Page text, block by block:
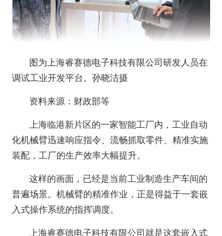
图为上海睿赛德电子科技有限公司研发人员在
调试工业开发平台。 孙晓洁摄
资料来源：财政部等
上海临港新片区的一家智能工厂内，工业自动
化机械臂迅速响应指令、流畅抓取零件、精准实施
装配，工厂的生产效率大幅提升。
这样的画面，已经是当前工业制造生产车间的
普遍场景。机械臂的精准作业，正是得益于一套嵌
入式操作系统的指挥调度。
上海睿赛德电子科技有限公司就是这套嵌入式